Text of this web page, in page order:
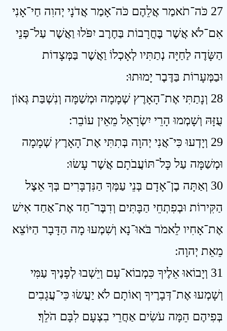
27 כֹּה־תֹאמַר אֲלֵהֶם כֹּה־אָמַר אֲדֹנָי יְהוִה חַי־אָנִי
אִם־לֹא אֲשֶׁר בֶּחֳרָבוֹת בַּחֶרֶב יִפֹּלוּ וַאֲשֶׁר עַל־פְּנֵי
הַשָּׂדֶה לַחַיָּה נְתַתִּיו לְאָכְלוֹ וַאֲשֶׁר בַּמְּצָדוֹת
וּבַמְּעָרוֹת בַּדֶּבֶר יָמוּתוּ ׃
28 וְנָתַתִּי אֶת־הָאָרֶץ שְׁמָמָה וּמְשַׁמָּה וְנִשְׁבַּת גְּאוֹן
עֻזָּהּ וְשָׁמְמוּ הָרֵי יִשְׂרָאֵל מֵאֵין עוֹבֵר ׃
29 וְיָדְעוּ כִּי־אֲנִי יְהוָה בְּתִתִּי אֶת־הָאָרֶץ שְׁמָמָה
וּמְשַׁמָּה עַל כָּל־תּוֹעֲבֹתָם אֲשֶׁר עָשׂוּ ׃
30 וְאַתָּה בֶן־אָדָם בְּנֵי עַמְּךָ הַנִּדְבָּרִים בְּךָ אֵצֶל
הַקִּירוֹת וּבְפִתְחֵי הַבָּתִּים וְדִבֶּר־חַד אֶת־אַחַד אִישׁ
אֶת־אָחִיו לֵאמֹר בֹּאוּ־נָא וְשִׁמְעוּ מָה הַדָּבָר הַיּוֹצֵא
מֵאֵת יְהוָה ׃
31 וְיָבוֹאוּ אֵלֶיךָ כִּמְבוֹא־עָם וְיֵשְׁבוּ לְפָנֶיךָ עַמִּי
וְשָׁמְעוּ אֶת־דְּבָרֶיךָ וְאוֹתָם לֹא יַעֲשׂוּ כִּי־עֲגָבִים
בְּפִיהֶם הֵמָּה עֹשִׂים אַחֲרֵי בִצְעָם לִבָּם הֹלֵךְ׃